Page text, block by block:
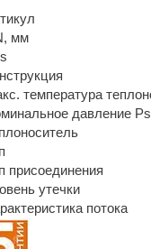
мм
температура
давление
присоединения
утечки
потока